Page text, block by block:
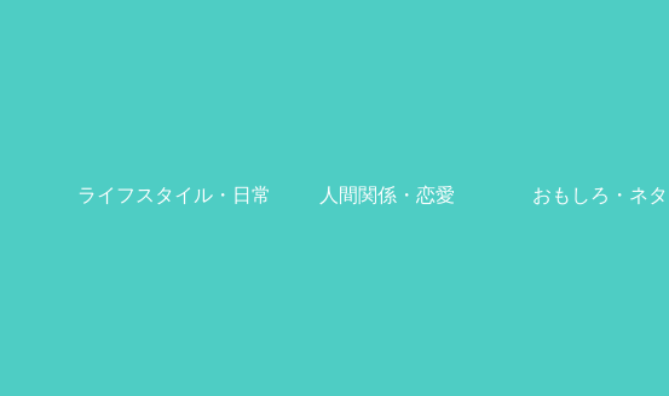
ライフスタイル・日常 人間関係・恋愛 おもしろ・ネタ